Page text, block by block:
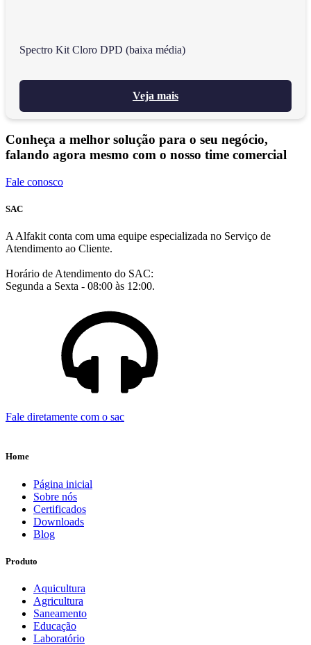
Spectro Kit Cloro DPD (baixa média)
Veja mais
Conheça a melhor solução para o seu negócio,
falando agora mesmo com o nosso time comercial
Fale conosco
SAC
A Alfakit conta com uma equipe especializada no Serviço de
Atendimento ao Cliente.
Horário de Atendimento do SAC:
Segunda a Sexta - 08:00 às 12:00.
Fale diretamente com o sac
Home
Página inicial
Sobre nós
Certificados
Downloads
Blog
Produto
Aquicultura
Agricultura
Saneamento
Educação
Laboratório